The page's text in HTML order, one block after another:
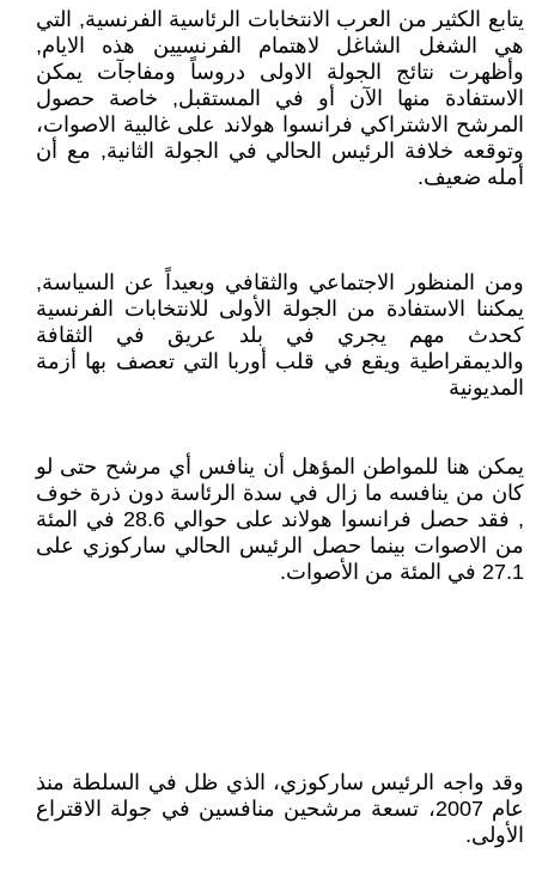
يتابع الكثير من العرب الانتخابات الرئاسية الفرنسية, التي
هي الشغل الشاغل لاهتمام الفرنسيين هذه الايام,
وأظهرت نتائج الجولة الاولى دروساً ومفاجآت يمكن
الاستفادة منها الآن أو في المستقبل, خاصة حصول
المرشح الاشتراكي فرانسوا هولاند على غالبية الاصوات،
وتوقعه خلافة الرئيس الحالي في الجولة الثانية, مع أن
أمله ضعيف.
ومن المنظور الاجتماعي والثقافي وبعيداً عن السياسة,
يمكننا الاستفادة من الجولة الأولى للانتخابات الفرنسية
كحدث مهم يجري في بلد عريق في الثقافة
والديمقراطية ويقع في قلب أوربا التي تعصف بها أزمة
المديونية
يمكن هنا للمواطن المؤهل أن ينافس أي مرشح حتى لو
كان من ينافسه ما زال في سدة الرئاسة دون ذرة خوف
, فقد حصل فرانسوا هولاند على حوالي 28.6 في المئة
من الاصوات بينما حصل الرئيس الحالي ساركوزي على
27.1 في المئة من الأصوات.
وقد واجه الرئيس ساركوزي، الذي ظل في السلطة منذ
عام 2007، تسعة مرشحين منافسين في جولة الاقتراع
الأولى.